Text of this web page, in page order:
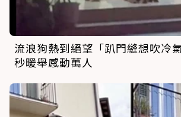
流浪狗熱到絕望「趴門縫想吹冷
秒暖舉感動萬人